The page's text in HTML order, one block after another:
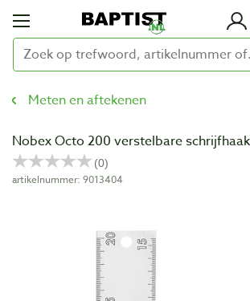
Meten en aftekenen
Nobex Octo 200 verstelbare
artikelnummer: 9013404